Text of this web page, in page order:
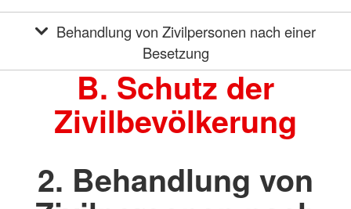
Besetzung
B. Schutz der
Zivilbevölkerung
2. Behandlung von